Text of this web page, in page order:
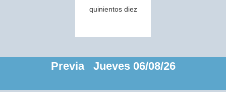
quinientos diez
Previa Jueves 06/08/26